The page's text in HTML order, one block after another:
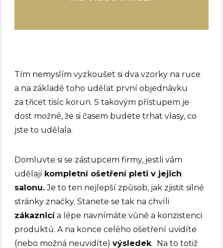
Tím nemyslím vyzkoušet si dva vzorky na ruce
a na základě toho udělat první objednávku
za třicet tisíc korun. S takovým přístupem je
dost možné, že si časem budete trhat vlasy, co
jste to udělala.
Domluvte si se zástupcem firmy, jestli vám
udělají kompletní ošetření pleti v jejich
salonu.Je to ten nejlepší způsob, jak zjistit silné
stránky značky. Stanete se tak na chvíli
zákaznicía lépe navnímáte vůně a konzistenci
produktů. A na konce celého ošetření uvidíte
(nebo možná neuvidíte)výsledek. Na to totiž